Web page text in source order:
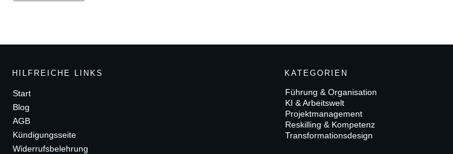
HILFREICHE LINKS
Start
Blog
AGB
Kündigungsseite
Widerrufsbelehrung
KATEGORIEN
Führung & Organisation
KI & Arbeitswelt
Projektmanagement
Reskilling & Kompetenz
Transformationsdesign